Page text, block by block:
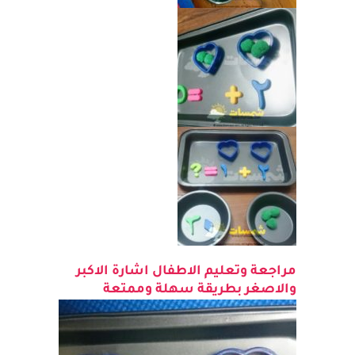
مراجعة وتعليم الاطفال اشارة الاكبر
والاصغر بطريقة سهلة وممتعة